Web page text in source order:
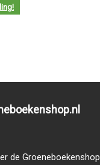
de Groeneboekenshop